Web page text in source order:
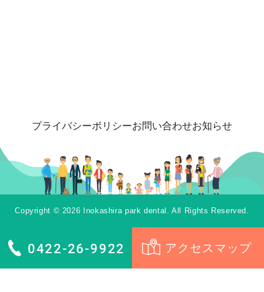
0422-26-9922 アクセスマップ
プライバシーポリシーお問い合わせお知らせ
Copyright © 2026 Inokashira park dental. All Rights Reserved.